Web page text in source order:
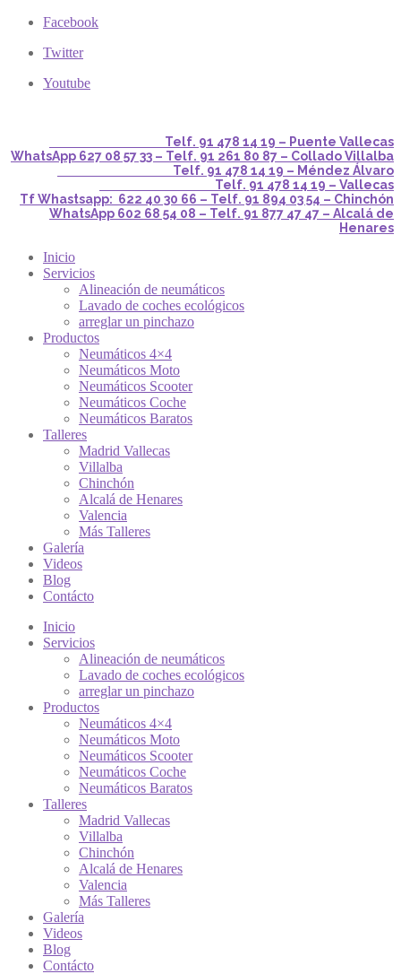
Facebook
Twitter
Youtube
Telf. 91 478 14 19 – Puente Vallecas
WhatsApp 627 08 57 33 – Telf. 91 261 80 87 – Collado Villalba
Telf. 91 478 14 19 – Méndez Álvaro
Telf. 91 478 14 19 – Vallecas
Tf Whastsapp: 622 40 30 66 – Telf. 91 894 03 54 – Chinchón
WhatsApp 602 68 54 08 – Telf. 91 877 47 47 – Alcalá de
Henares
Inicio
Servicios
Alineación de neumáticos
Lavado de coches ecológicos
arreglar un pinchazo
Productos
Neumáticos 4×4
Neumáticos Moto
Neumáticos Scooter
Neumáticos Coche
Neumáticos Baratos
Talleres
Madrid Vallecas
Villalba
Chinchón
Alcalá de Henares
Valencia
Más Talleres
Galería
Videos
Blog
Contácto
Inicio
Servicios
Alineación de neumáticos
Lavado de coches ecológicos
arreglar un pinchazo
Productos
Neumáticos 4×4
Neumáticos Moto
Neumáticos Scooter
Neumáticos Coche
Neumáticos Baratos
Talleres
Madrid Vallecas
Villalba
Chinchón
Alcalá de Henares
Valencia
Más Talleres
Galería
Videos
Blog
Contácto